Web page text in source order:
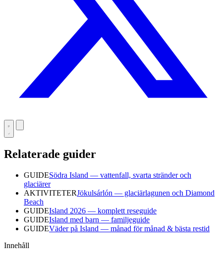
Relaterade guider
GUIDESödra Island — vattenfall, svarta stränder och
glaciärer
AKTIVITETERJökulsárlón — glaciärlagunen och Diamond
Beach
GUIDEIsland 2026 — komplett reseguide
GUIDEIsland med barn — familjeguide
GUIDEVäder på Island — månad för månad & bästa restid
Innehåll